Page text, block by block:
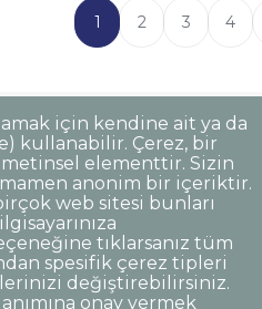
Şu
an
sayfa
1 Page
2 Page
3 Page
4
için kendine ait ya da
kullanabilir. Çerez, bir
elementtir. Sizin
anonim bir içeriktir.
web sitesi bunları
tıklarsanız tüm
spesifik çerez tipleri
değiştirebilirsiniz.
onay vermek
Korunması Gizlilik Politikası
06420, Kolej Çankaya ANKARA